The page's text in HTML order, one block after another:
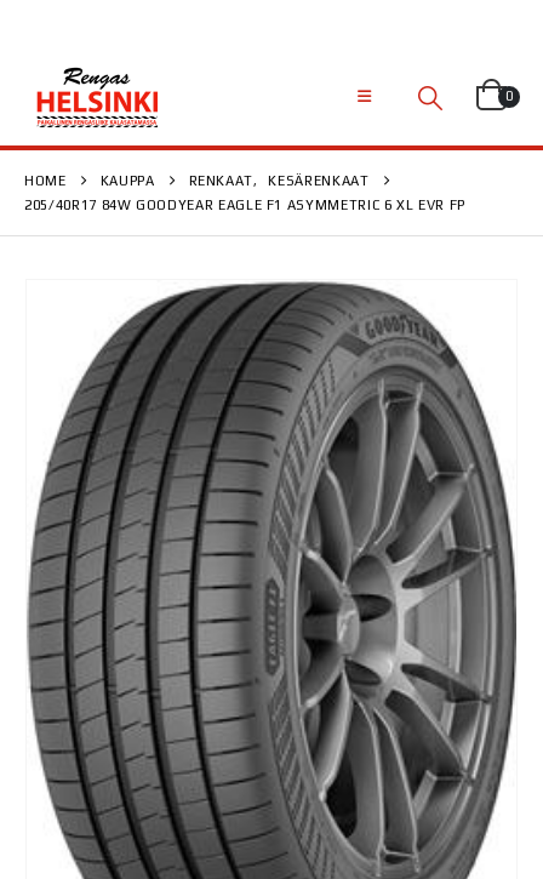
0
HOME KAUPPA RENKAAT,
KESÄRENKAAT
205/40R17 84W GOODYEAR EAGLE F1 ASYMMETRIC 6 XL EVR FP